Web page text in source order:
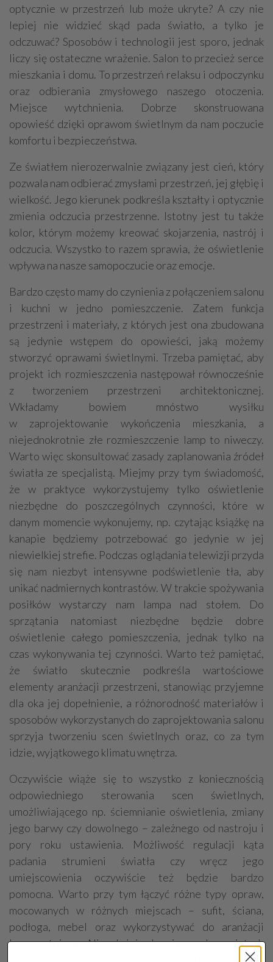
optycznie w przestrzeń lub może ukryte? A czy nie
lepiej nie widzieć skąd pada światło, a tylko je
odczuwać? Sposobów i technologii jest sporo, jednak
liczy się ostateczne wrażenie. Salon to przecież serce
mieszkania i domu. To przestrzeń relaksu i odpoczynku
oraz odbierania zmysłowego naszego otoczenia.
Miejsce wytchnienia. Dobrze skonstruowana
opowieść dzięki oprawom świetlnym da nam poczucie
komfortu i bezpieczeństwa.
Ze światłem nierozerwalnie związany jest cień, który
pozwala nam odbierać zmysłami przestrzeń, jej głębię i
wielkość. Jego kierunek podkreśla kształty i optycznie
zmienia odczucia przestrzenne. Istotny jest tu także
kolor, którym możemy kreować skojarzenia, nastrój i
odczucia. Wszystko to razem sprawia, że oświetlenie
wpływa na nasze samopoczucie oraz emocje.
Bardzo często mamy do czynienia z połączeniem salonu
i kuchni w jedno pomieszczenie. Zatem funkcja
przestrzeni i materiały, z których jest ona zbudowana
są jedynie wstępem do opowieści, jaką możemy
stworzyć oprawami świetlnymi. Trzeba pamiętać, aby
projekt ich rozmieszczenia następował równocześnie
z tworzeniem przestrzeni architektonicznej.
Wkładamy bowiem mnóstwo wysiłku
w zaprojektowanie wykończenia mieszkania, a
niejednokrotnie złe rozmieszczenie lamp to niweczy.
Warto więc skonsultować zasady zaplanowania źródeł
światła ze specjalistą. Miejmy przy tym świadomość,
że w praktyce wykorzystujemy tylko oświetlenie
niezbędne do poszczególnych czynności, które w
danym momencie wykonujemy, np. czytając książkę na
kanapie będziemy potrzebować go jedynie w jej
niewielkiej strefie. Podczas oglądania telewizji przyda
się nam niezbyt intensywne podświetlenie tła, aby
unikać nadmiernych kontrastów. W trakcie spożywania
posiłków wystarczy nam lampa nad stołem. Do
sprzątania natomiast niezbędne będzie dobre
oświetlenie całego pomieszczenia, jednak tylko na
czas wykonywania tej czynności. Warto też pamiętać,
że światło skutecznie podkreśla wartościowe
elementy aranżacji przestrzeni, stanowiąc przyjemne
dla oka jej dopełnienie, a różnorodność materiałów i
sposobów wykorzystanych do zaprojektowania salonu
sprzyja tworzeniu scen świetlnych oraz, co za tym
idzie, wyjątkowego klimatu wnętrza.
Oczywiście wiąże się to wszystko z koniecznością
odpowiedniego sterowania scen świetlnych,
umożliwiającego np. ściemnianie oświetlenia, zmiany
jego barwy czy dowolnego – zależnego od nastroju i
pory roku ustawienia. Możliwość regulacji kąta
padania strumieni światła czy wręcz jego
umiejscowienia oczywiście też będzie bardzo
pomocna. Warto przy tym łączyć różne typy opraw,
mocowanych w różnych miejscach – sufit, ściana,
podłoga, mebel oraz wykorzystywać do aranżacji
lampy stojące. Niezależnie bowiem od przyjętych